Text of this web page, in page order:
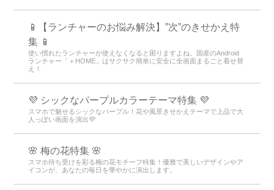
📱【ランチャーのお悩み解決】”次”のきせかえ特
集 📱
使い慣れたランチャーが使えなくなると困りますよね。国産のAndroid
ランチャー「＋HOME」はサクサク簡単に安全に全画面まるごと着せ替
え！
💜 シックなパープルカラーテーマ特集 💜
スマホで魅せるシックなパープル！花や風景きせかえテーマで上品で大
人っぽい画面を演出💜
🌸 梅の花特集 🌸
スマホ待ち受けを彩る梅の花モチーフ特集！優雅で美しいデザインやア
イコンが、あなたの毎日を華やかに演出します。